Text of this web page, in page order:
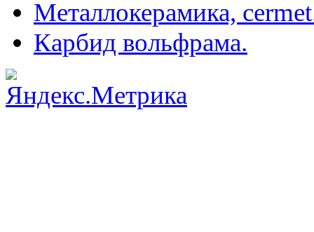
Металлокерамика,
Карбид вольфрама.